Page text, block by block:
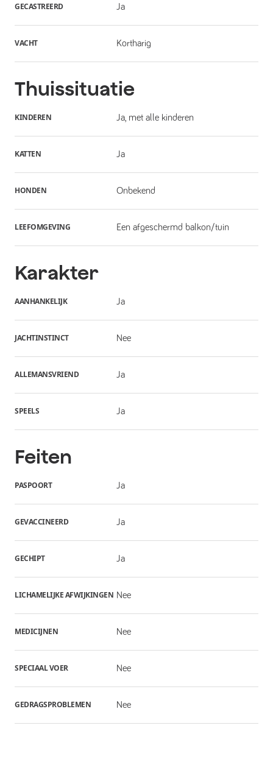
GECASTREERD Ja
VACHT Kortharig
Thuissituatie
KINDEREN Ja, met alle kinderen
KATTEN Ja
HONDEN Onbekend
LEEFOMGEVING Een afgeschermd balkon/tuin
Karakter
AANHANKELIJK Ja
JACHTINSTINCT Nee
ALLEMANSVRIEND Ja
SPEELS Ja
Feiten
PASPOORT Ja
GEVACCINEERD Ja
GECHIPT Ja
LICHAMELIJKE AFWIJKINGEN Nee
MEDICIJNEN Nee
SPECIAAL VOER Nee
GEDRAGSPROBLEMEN Nee